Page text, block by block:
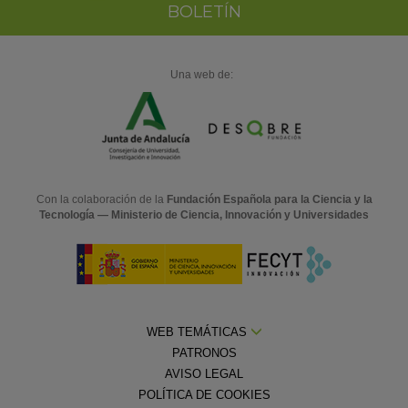
BOLETÍN
Una web de:
Con la colaboración de la Fundación Española para la Ciencia y la
Tecnología — Ministerio de Ciencia, Innovación y Universidades
WEB TEMÁTICAS
PATRONOS
AVISO LEGAL
POLÍTICA DE COOKIES